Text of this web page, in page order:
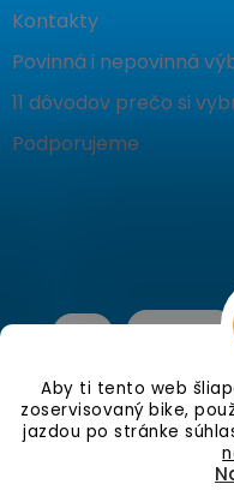
Aby ti tento web
zoservisovaný bike,
jazdou po stránke
Kontakty
Povinná i nepovinná
11 dôvodov prečo si
Podporujeme